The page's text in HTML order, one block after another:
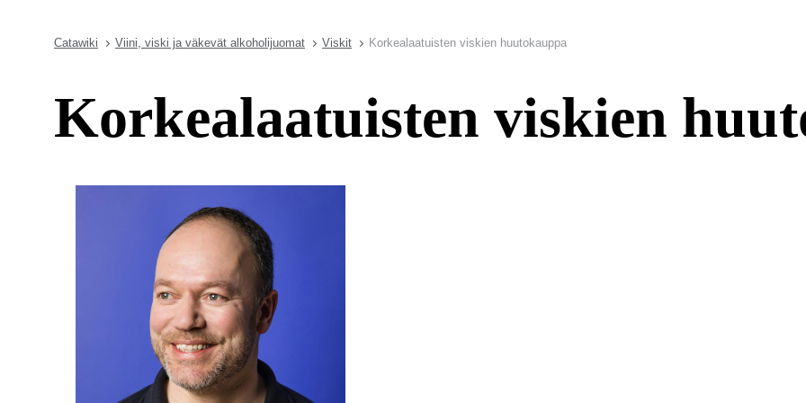
Catawiki Viini, viski ja väkevät alkoholijuomat Viskit Korkealaatuisten viskien huutokauppa
Korkealaatuisten viskien